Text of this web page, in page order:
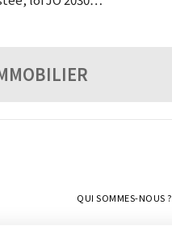
QUI SOMMES-NOUS ?